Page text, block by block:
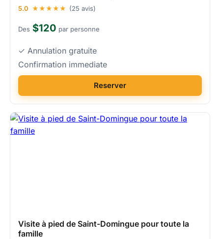
5.0 ★★★★★ (25 avis)
Des $120 par personne
✓ Annulation gratuite
Confirmation immediate
Reserver
Visite à pied de Saint-Domingue pour toute la
famille